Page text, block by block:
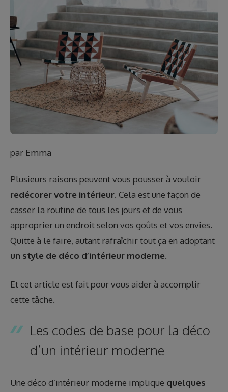
par Emma
Plusieurs raisons peuvent vous pousser à vouloir
redécorer votre intérieur. Cela est une façon de
casser la routine de tous les jours et de vous
approprier un endroit selon vos goûts et vos envies.
Quitte à le faire, autant rafraîchir tout ça en adoptant
un style de déco d’intérieur moderne.
Et cet article est fait pour vous aider à accomplir
cette tâche.
Les codes de base pour la déco
d’un intérieur moderne
Une déco d’intérieur moderne implique quelques